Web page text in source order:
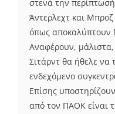
στενά την
Άντερλεχτ και
όπως
Αναφέρουν,
Σιτάρντ θα ήθελε να
ενδεχόμενο
Επίσης
από τον ΠΑΟΚ είναι